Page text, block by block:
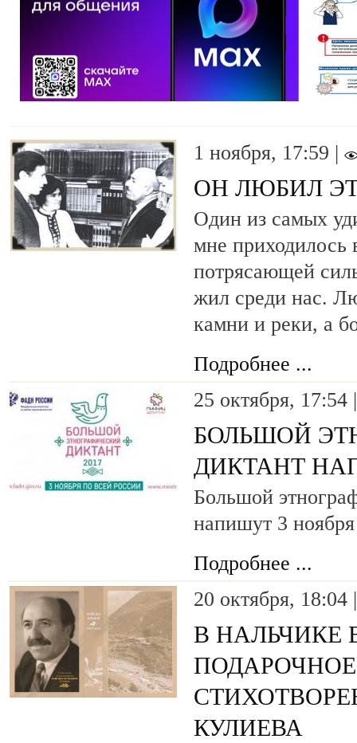
1 ноября, 17:59 |
ОН ЛЮБИЛ
Один из самых
мне приходилось
потрясающей
жил среди нас.
камни и реки, а
Подробнее ...
25 октября, 17:54
БОЛЬШОЙ
ДИКТАНТ
Большой
напишут 3 ноября
Подробнее ...
20 октября, 18:04
В
КУЛИЕВА